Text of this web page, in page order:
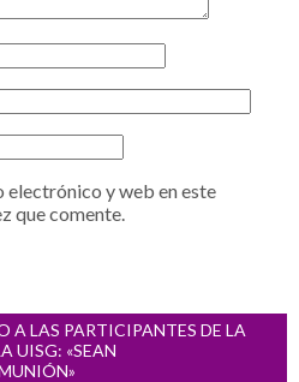
electrónico y web en este
que comente.
A LAS PARTICIPANTES DE LA
UISG: «SEAN